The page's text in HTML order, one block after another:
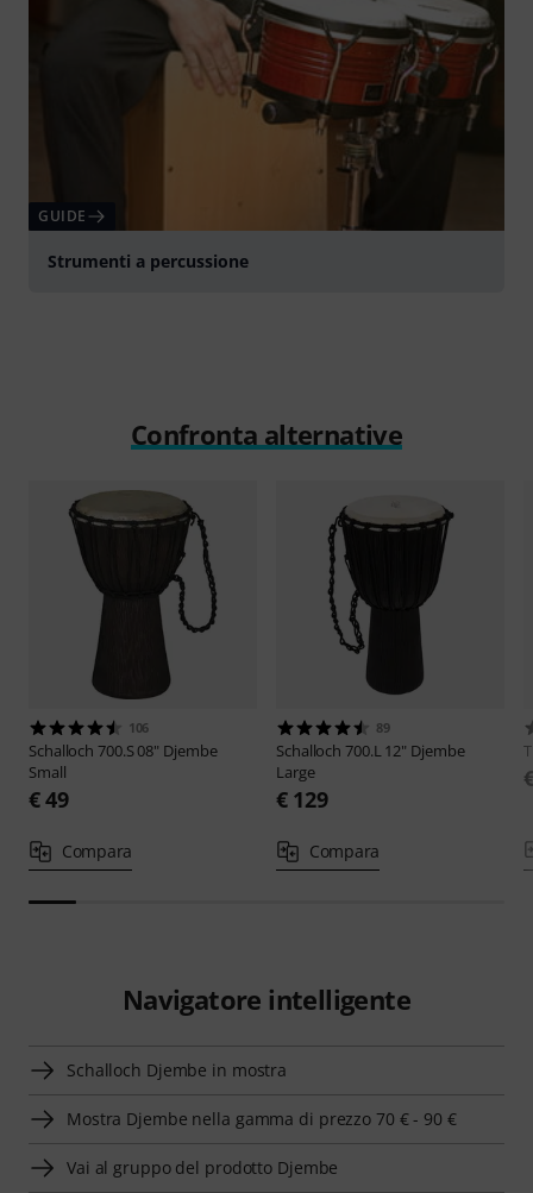
GUIDE
Strumenti a percussione
Confronta alternative
106
Schalloch700.S 08" Djembe
Small
€ 49
Compara
89
Schalloch700.L 12" Djembe
Large
€ 129
Compara
Navigatore intelligente
Schalloch Djembe in mostra
Mostra Djembe nella gamma di prezzo 70 € - 90 €
Vai al gruppo del prodotto Djembe